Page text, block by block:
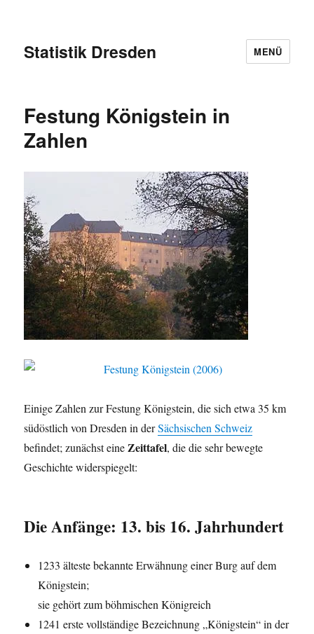
Statistik Dresden MENÜ
Festung Königstein in
Zahlen
Einige Zahlen zur Festung Königstein, die sich etwa 35 km
südöstlich von Dresden in derSächsischen Schweiz
befindet; zunächst eine Zeittafel, die die sehr bewegte
Geschichte widerspiegelt:
Die Anfänge: 13. bis 16. Jahrhundert
1233 älteste bekannte Erwähnung einer Burg auf dem
Königstein;
sie gehört zum böhmischen Königreich
1241 erste vollständige Bezeichnung „Königstein“ in der